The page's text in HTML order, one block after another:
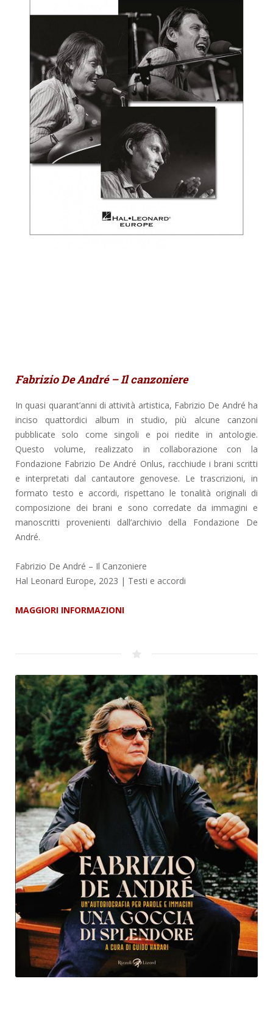
Fabrizio De André – Il canzoniere
In quasi quarant’anni di attività artistica, Fabrizio De André ha
inciso quattordici album in studio, più alcune canzoni
pubblicate solo come singoli e poi riedite in antologie.
Questo volume, realizzato in collaborazione con la
Fondazione Fabrizio De André Onlus, racchiude i brani scritti
e interpretati dal cantautore genovese. Le trascrizioni, in
formato testo e accordi, rispettano le tonalità originali di
composizione dei brani e sono corredate da immagini e
manoscritti provenienti dall’archivio della Fondazione De
André.
Fabrizio De André – Il Canzoniere
Hal Leonard Europe, 2023 | Testi e accordi
MAGGIORI INFORMAZIONI